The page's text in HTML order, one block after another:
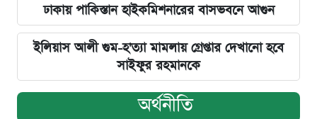
ঢাকায় পাকিস্তান হাইকমিশনারের বাসভবনে আগুন
ইলিয়াস আলী গুম-হ'ত্যা মামলায় গ্রেপ্তার দেখানো হবে
সাইফুর রহমানকে
অর্থনীতি